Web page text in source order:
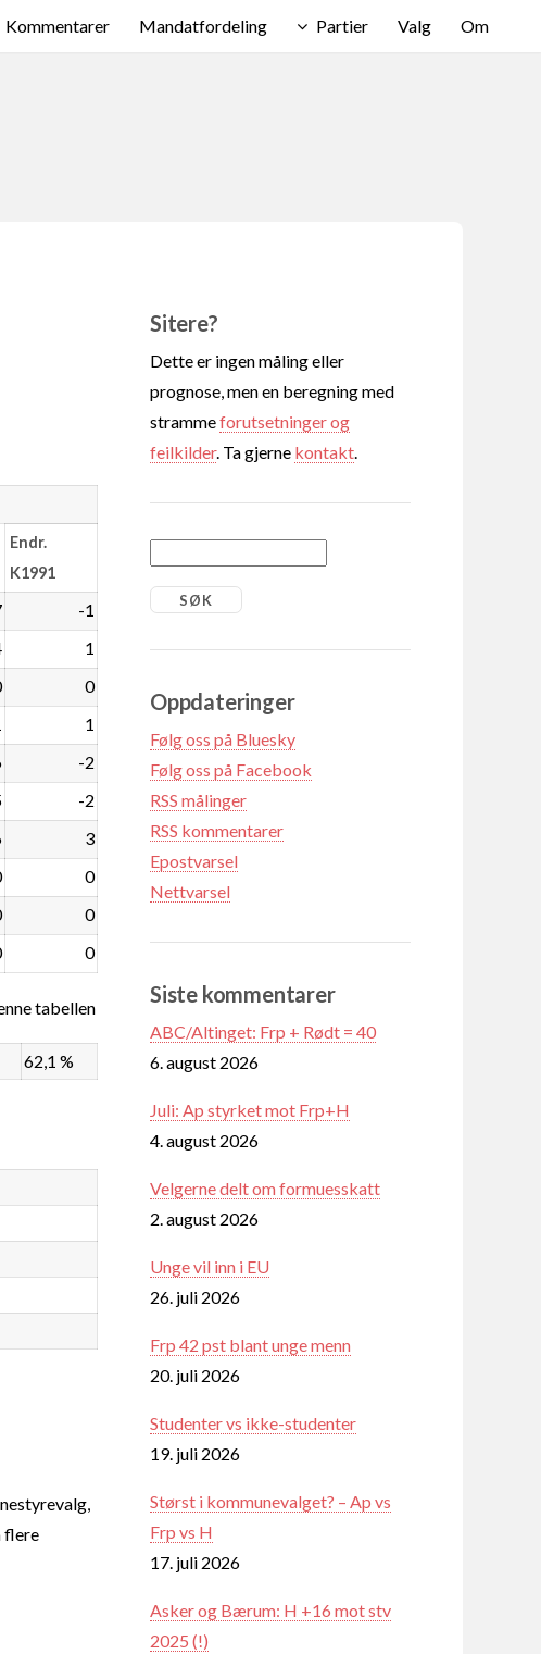
Kommentarer Mandatfordeling Partier Valg Om
Endr.
K1991
-1
1
0
1
-2
-2
3
0
0
0
tabellen
62,1 %
flere
Sitere?
Dette er ingen måling eller
prognose, men en beregning med
strammeforutsetninger og
feilkilder. Ta gjerne kontakt
Oppdateringer
Følg oss på Bluesky
Følg oss på Facebook
RSS målinger
RSS kommentarer
Epostvarsel
Nettvarsel
Siste kommentarer
ABC/Altinget: Frp + Rødt = 40
6. august 2026
Juli: Ap styrket mot Frp+H
4. august 2026
Velgerne delt om formuesskatt
2. august 2026
Unge vil inn i EU
26. juli 2026
Frp 42 pst blant unge menn
20. juli 2026
Studenter vs ikke-studenter
19. juli 2026
Størst i kommunevalget? – Ap vs
Frp vs H
17. juli 2026
Asker og Bærum: H +16 mot stv
2025 (!)